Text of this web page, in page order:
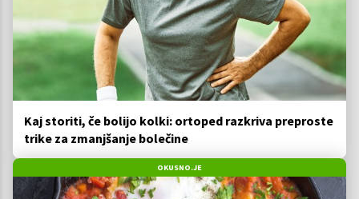
Kaj storiti, če bolijo kolki: ortoped razkriva preproste
trike za zmanjšanje bolečine
OKUSNO.JE